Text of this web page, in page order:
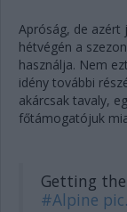
Apróság, de azért
hétvégén a
használja. Nem
idény további
akárcsak tavaly,
főtámogatójuk
Getting
#Alpine